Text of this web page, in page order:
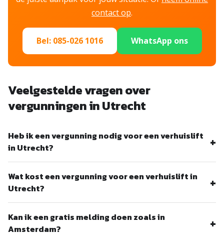
contact op.
Bel: 085-026 1016 WhatsApp ons
Veelgestelde vragen over
vergunningen in Utrecht
Heb ik een vergunning nodig voor een verhuislift
in Utrecht?
30 minuten) zelden een vergunning aangevraagd. In de
buitenwijken is handhaving minimaal. In de binnenstad en het
voetgangersgebied raden wij een vergunning of vroege
planning aan.
Wat kost een vergunning voor een verhuislift in
Utrecht?
gemeentegrond €0,43/m²/dag = circa €170 totaal. De
doorlooptijd is tot 8 weken.
Kan ik een gratis melding doen zoals in
Amsterdam?